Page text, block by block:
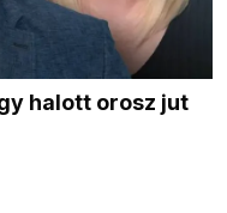
halott orosz jut